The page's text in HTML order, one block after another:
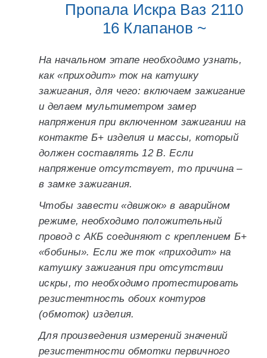
Пропала Искра Ваз 2110
16 Клапанов ~
На начальном этапе необходимо узнать,
как «приходит» ток на катушку
зажигания, для чего: включаем зажигание
и делаем мультиметром замер
напряжения при включенном зажигании на
контакте Б+ изделия и массы, который
должен составлять 12 В. Если
напряжение отсутствует, то причина –
в замке зажигания.
Чтобы завести «движок» в аварийном
режиме, необходимо положительный
провод с АКБ соединяют с креплением Б+
«бобины». Если же ток «приходит» на
катушку зажигания при отсутствии
искры, то необходимо протестировать
резистентность обоих контуров
(обмоток) изделия.
Для произведения измерений значений
резистентности обмотки первичного